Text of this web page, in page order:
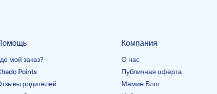
мой заказ?
Points
родителей
Компания
О нас
Публичная оферта
Мамин Блог